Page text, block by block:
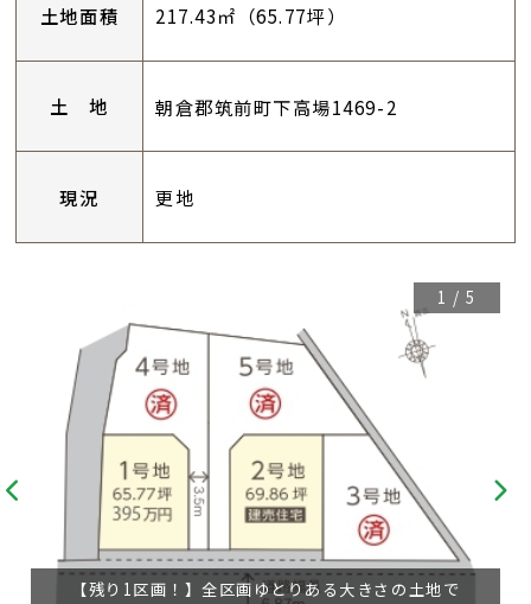
土地面積 217.43㎡（65.77坪）
土 地 朝倉郡筑前町下高場1469-2
現況 更地
【残り1区画！】全区画ゆとりある大きさの土地で
1 /5